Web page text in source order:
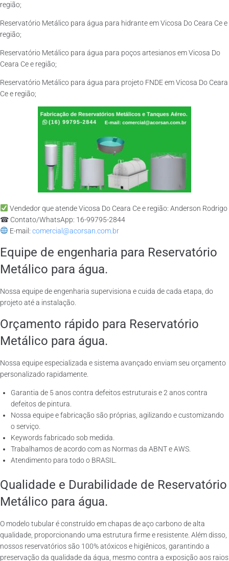
região;
Reservatório Metálico para água para hidrante em Vicosa Do Ceara Ce e
região;
Reservatório Metálico para água para poços artesianos em Vicosa Do
Ceara Ce e região;
Reservatório Metálico para água para projeto FNDE em Vicosa Do Ceara
Ce e região;
Vendedor que atende Vicosa Do Ceara Ce e região: Anderson Rodrigo
☎ Contato/WhatsApp: 16-99795-2844
E-mail: comercial@acorsan.com.br
Equipe de engenharia para Reservatório
Metálico para água.
Nossa equipe de engenharia supervisiona e cuida de cada etapa, do
projeto até a instalação.
Orçamento rápido para Reservatório
Metálico para água.
Nossa equipe especializada e sistema avançado enviam seu orçamento
personalizado rapidamente.
Garantia de 5 anos contra defeitos estruturais e 2 anos contra
defeitos de pintura.
Nossa equipe e fabricação são próprias, agilizando e customizando
o serviço.
Keywords fabricado sob medida.
Trabalhamos de acordo com as Normas da ABNT e AWS.
Atendimento para todo o BRASIL.
Qualidade e Durabilidade de Reservatório
Metálico para água.
O modelo tubular é construído em chapas de aço carbono de alta
qualidade, proporcionando uma estrutura firme e resistente. Além disso,
nossos reservatórios são 100% atóxicos e higiênicos, garantindo a
preservação da qualidade da água, mesmo contra a exposição aos raios